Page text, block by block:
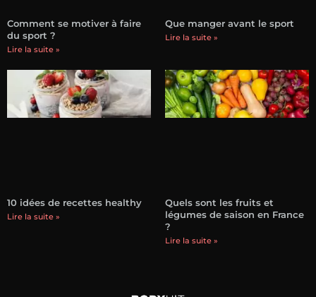
Comment se motiver à faire
du sport ?
Lire la suite »
Que manger avant le sport
Lire la suite »
10 idées de recettes healthy
Lire la suite »
Quels sont les fruits et
légumes de saison en France
?
Lire la suite »